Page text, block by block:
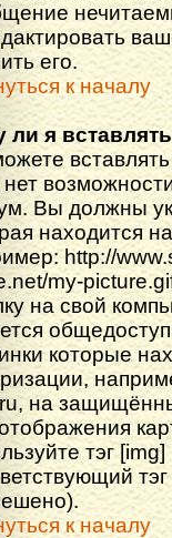
его.
к началу
ли я
нет
Вы должны
находится
http://
my-
на свой
которые
на
тэг
к началу